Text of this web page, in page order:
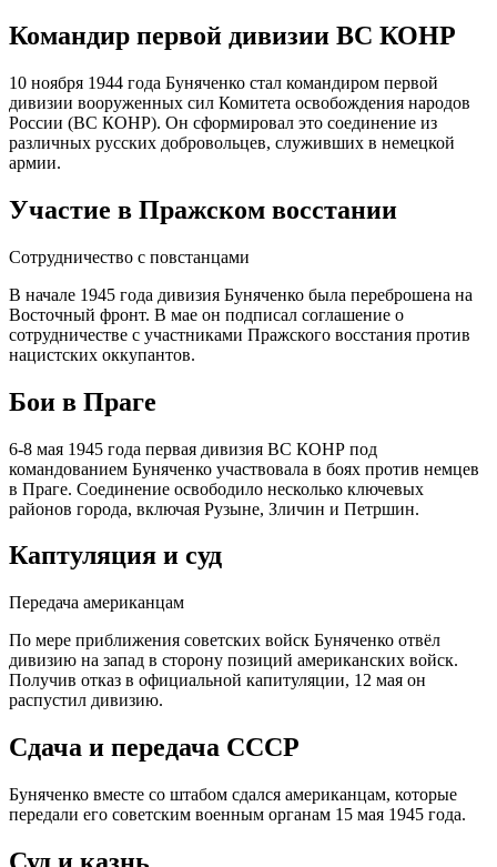
Командир первой дивизии ВС КОНР
10 ноября 1944 года Буняченко стал командиром первой
дивизии вооруженных сил Комитета освобождения народов
России (ВС КОНР). Он сформировал это соединение из
различных русских добровольцев, служивших в немецкой
армии.
Участие в Пражском восстании
Сотрудничество с повстанцами
В начале 1945 года дивизия Буняченко была переброшена на
Восточный фронт. В мае он подписал соглашение о
сотрудничестве с участниками Пражского восстания против
нацистских оккупантов.
Бои в Праге
6-8 мая 1945 года первая дивизия ВС КОНР под
командованием Буняченко участвовала в боях против немцев
в Праге. Соединение освободило несколько ключевых
районов города, включая Рузыне, Зличин и Петршин.
Каптуляция и суд
Передача американцам
По мере приближения советских войск Буняченко отвёл
дивизию на запад в сторону позиций американских войск.
Получив отказ в официальной капитуляции, 12 мая он
распустил дивизию.
Сдача и передача СССР
Буняченко вместе со штабом сдался американцам, которые
передали его советским военным органам 15 мая 1945 года.